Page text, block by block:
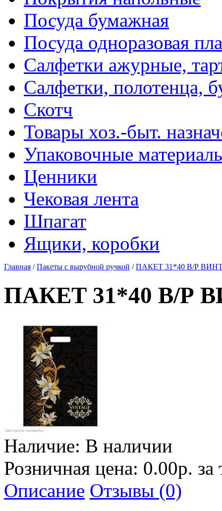
Посуда бумажная
Посуда одноразовая
Салфетки ажурные,
Салфетки, полотенца,
Скотч
Товары хоз.-быт.
Упаковочные
Ценники
Чековая лента
Шпагат
Ящики, коробки
Главная /Пакеты с вырубной ручкой /ПАКЕТ 31*40 В/Р
ПАКЕТ 31*40 В/Р
Наличие: В наличии
Розничная цена: 0.00р.
Описание Отзывы (0)